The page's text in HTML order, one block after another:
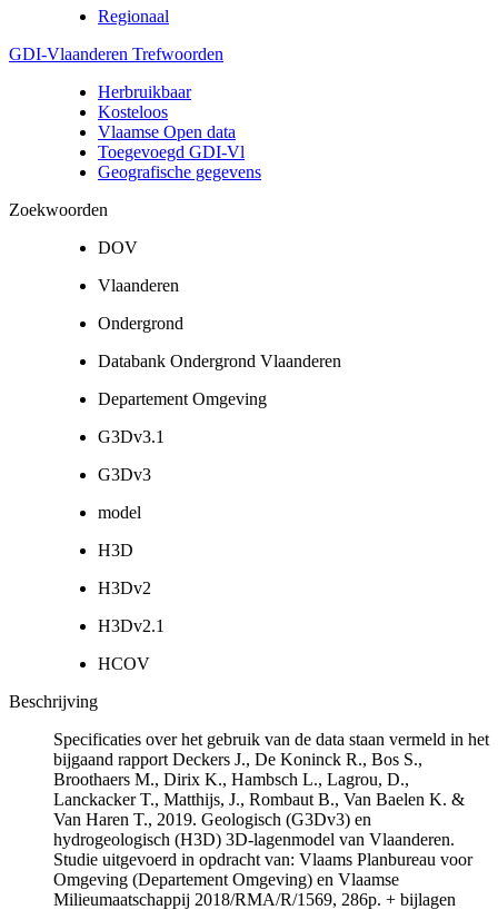
Regionaal
GDI-Vlaanderen Trefwoorden
Herbruikbaar
Kosteloos
Vlaamse Open data
Toegevoegd GDI-Vl
Geografische gegevens
Zoekwoorden
DOV
Vlaanderen
Ondergrond
Databank Ondergrond Vlaanderen
Departement Omgeving
G3Dv3.1
G3Dv3
model
H3D
H3Dv2
H3Dv2.1
HCOV
Beschrijving
Specificaties over het gebruik van de data staan vermeld in het
bijgaand rapport Deckers J., De Koninck R., Bos S.,
Broothaers M., Dirix K., Hambsch L., Lagrou, D.,
Lanckacker T., Matthijs, J., Rombaut B., Van Baelen K. &
Van Haren T., 2019. Geologisch (G3Dv3) en
hydrogeologisch (H3D) 3D-lagenmodel van Vlaanderen.
Studie uitgevoerd in opdracht van: Vlaams Planbureau voor
Omgeving (Departement Omgeving) en Vlaamse
Milieumaatschappij 2018/RMA/R/1569, 286p. + bijlagen